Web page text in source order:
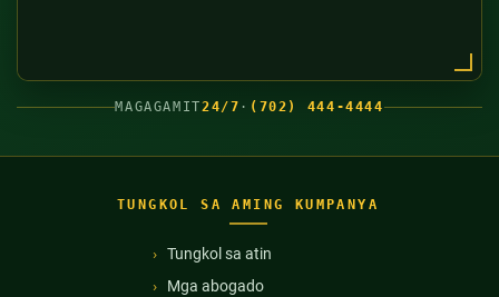
MAGAGAMIT24/7 · (702) 444-4444
TUNGKOL SA AMING KUMPANYA
Tungkol sa atin
Mga abogado